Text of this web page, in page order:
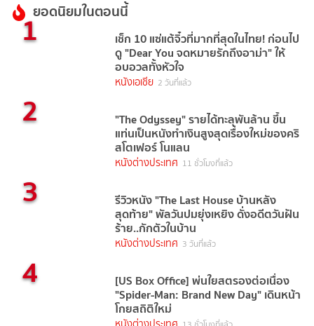
ยอดนิยมในตอนนี้
1 เช็ก 10 แซ่แต้จิ๋วที่มากที่สุดในไทย! ก่อนไป
ดู "Dear You จดหมายรักถึงอาม่า" ให้
อบอวลทั้งหัวใจ
หนังเอเชีย 2 วันที่แล้ว
2 "The Odyssey" รายได้ทะลุพันล้าน ขึ้น
แท่นเป็นหนังทำเงินสูงสุดเรื่องใหม่ของคริ
สโตเฟอร์ โนแลน
หนังต่างประเทศ 11 ชั่วโมงที่แล้ว
3 รีวิวหนัง "The Last House บ้านหลัง
สุดท้าย" พัลวันปมยุ่งเหยิง ดั่งอดีตวันฝัน
ร้าย..กักตัวในบ้าน
หนังต่างประเทศ 3 วันที่แล้ว
4 [US Box Office] พ่นใยสตรองต่อเนื่อง
"Spider-Man: Brand New Day" เดินหน้า
โกยสถิติใหม่